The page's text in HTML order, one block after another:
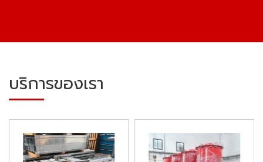
บริการของเรา